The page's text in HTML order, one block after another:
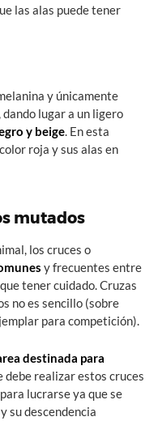
las alas puede tener
y únicamente
dando lugar a un ligero
y beige. En esta
roja y sus alas en
mutados
los cruces o
y frecuentes entre
tener cuidado. Cruzas
no es sencillo (sobre
para competición).
destinada para
debe realizar estos cruces
lucrarse ya que se
su descendencia